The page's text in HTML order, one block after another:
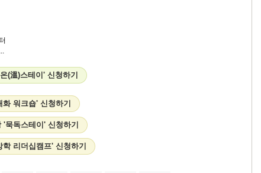
(溫)스테이' 신청하기
화 워크숍' 신청하기
'묵독스테이' 신청하기
학 리더십캠프' 신청하기